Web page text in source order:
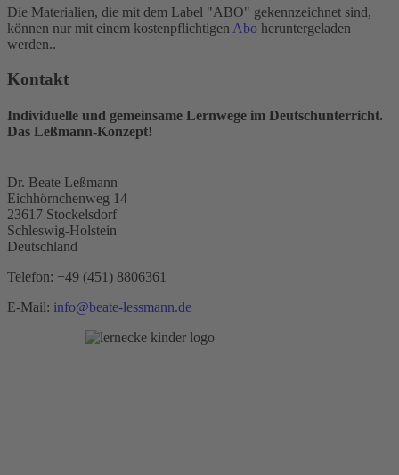
Die Materialien, die mit dem Label "ABO" gekennzeichnet sind,
können nur mit einem kostenpflichtigen Abo heruntergeladen
werden..
Kontakt
Individuelle und gemeinsame Lernwege im Deutschunterricht.
Das Leßmann-Konzept!
Dr. Beate Leßmann
Eichhörnchenweg 14
23617 Stockelsdorf
Schleswig-Holstein
Deutschland
Telefon: +49 (451) 8806361
E-Mail: info@beate-lessmann.de